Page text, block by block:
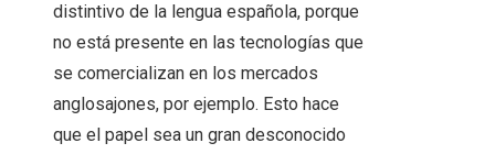
distintivo de la lengua española, porque
no está presente en las tecnologías que
se comercializan en los mercados
anglosajones, por ejemplo. Esto hace
que el papel sea un gran desconocido